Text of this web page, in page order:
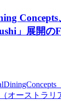
」展開の
（オーストラ